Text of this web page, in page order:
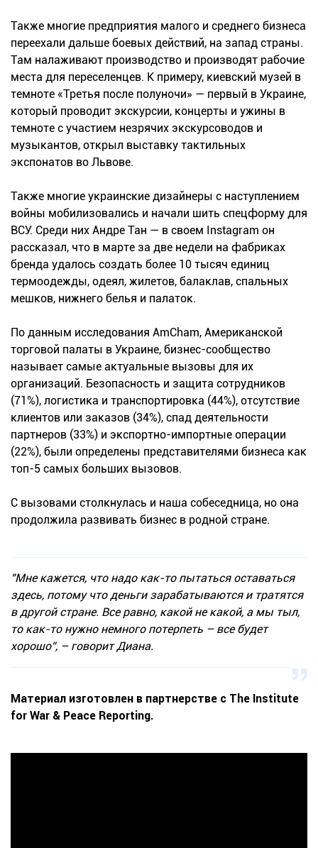
Также многие предприятия малого и среднего бизнеса
переехали дальше боевых действий, на запад страны.
Там налаживают производство и производят рабочие
места для переселенцев. К примеру, киевский музей в
темноте «Третья после полуночи» — первый в Украине,
который проводит экскурсии, концерты и ужины в
темноте с участием незрячих экскурсоводов и
музыкантов, открыл выставку тактильных
экспонатов во Львове.
Также многие украинские дизайнеры с наступлением
войны мобилизовались и начали шить спецформу для
ВСУ. Среди них Андре Тан — в своем Instagram он
рассказал, что в марте за две недели на фабриках
бренда удалось создать более 10 тысяч единиц
термоодежды, одеял, жилетов, балаклав, спальных
мешков, нижнего белья и палаток.
По данным исследования AmCham, Американской
торговой палаты в Украине, бизнес-сообщество
называет самые актуальные вызовы для их
организаций. Безопасность и защита сотрудников
(71%), логистика и транспортировка (44%), отсутствие
клиентов или заказов (34%), спад деятельности
партнеров (33%) и экспортно-импортные операции
(22%), были определены представителями бизнеса как
топ-5 самых больших вызовов.
С вызовами столкнулась и наша собеседница, но она
продолжила развивать бизнес в родной стране.
"Мне кажется, что надо как-то пытаться оставаться
здесь, потому что деньги зарабатываются и тратятся
в другой стране. Все равно, какой не какой, а мы тыл,
то как-то нужно немного потерпеть – все будет
хорошо”, – говорит Диана.
Материал изготовлен в партнерстве с The Institute
for War & Peace Reporting.